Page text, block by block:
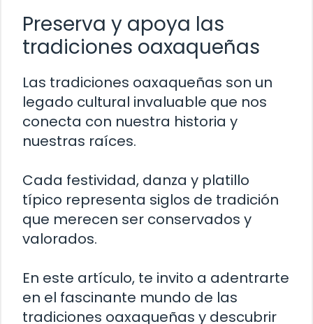
Preserva y apoya las
tradiciones oaxaqueñas
Las tradiciones oaxaqueñas son un
legado cultural invaluable que nos
conecta con nuestra historia y
nuestras raíces.
Cada festividad, danza y platillo
típico representa siglos de tradición
que merecen ser conservados y
valorados.
En este artículo, te invito a adentrarte
en el fascinante mundo de las
tradiciones oaxaqueñas y descubrir